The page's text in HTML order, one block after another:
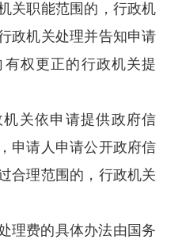
关职能范围的，行政机
政机关处理并告知申请
权更正的行政机关提
关依申请提供政府信
申请人申请公开政府信
合理范围的，行政机关
理费的具体办法由国务